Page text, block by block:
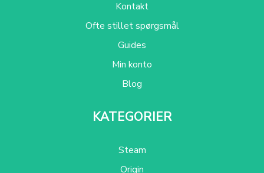
Kontakt
Ofte stillet spørgsmål
Guides
Min konto
Blog
KATEGORIER
Steam
Origin